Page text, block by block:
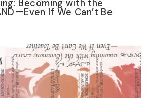
Becoming with the
ーEven If We Can’t Be